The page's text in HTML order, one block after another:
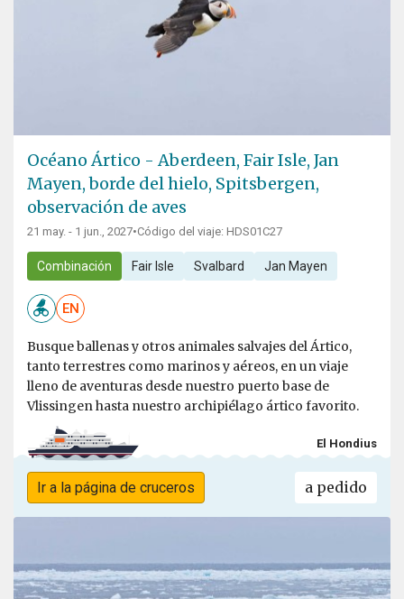
Océano Ártico - Aberdeen, Fair Isle, Jan
Mayen, borde del hielo, Spitsbergen,
observación de aves
21 may. - 1 jun., 2027•Código del viaje: HDS01C27
Combinación Fair Isle Svalbard Jan Mayen
EN
Busque ballenas y otros animales salvajes del Ártico,
tanto terrestres como marinos y aéreos, en un viaje
lleno de aventuras desde nuestro puerto base de
Vlissingen hasta nuestro archipiélago ártico favorito.
El Hondius
Ir a la página de cruceros a pedido